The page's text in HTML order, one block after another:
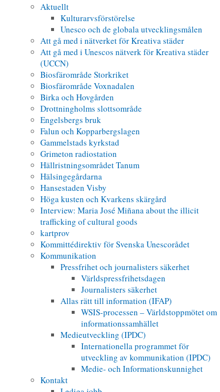
Aktuellt
Kulturarvsförstörelse
Unesco och de globala utvecklingsmålen
Att gå med i nätverket för Kreativa städer
Att gå med i Unescos nätverk för Kreativa städer
(UCCN)
Biosfärområde Storkriket
Biosfärområde Voxnadalen
Birka och Hovgården
Drottningholms slottsområde
Engelsbergs bruk
Falun och Kopparbergslagen
Gammelstads kyrkstad
Grimeton radiostation
Hällristningsområdet Tanum
Hälsingegårdarna
Hansestaden Visby
Höga kusten och Kvarkens skärgård
Interview: Maria José Miñana about the illicit
trafficking of cultural goods
kartprov
Kommittédirektiv för Svenska Unescorådet
Kommunikation
Pressfrihet och journalisters säkerhet
Världspressfrihetsdagen
Journalisters säkerhet
Allas rätt till information (IFAP)
WSIS-processen – Världstoppmötet om
informationssamhället
Medieutveckling (IPDC)
Internationella programmet för
utveckling av kommunikation (IPDC)
Medie- och Informationskunnighet
Kontakt